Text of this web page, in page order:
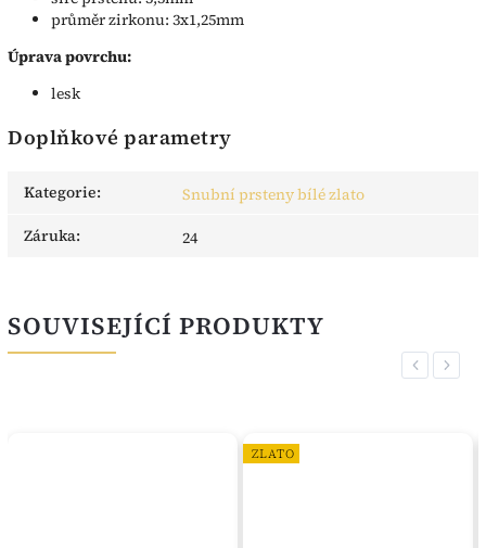
průměr zirkonu: 3x1,25mm
Úprava povrchu:
lesk
Doplňkové parametry
Kategorie:
Snubní prsteny bílé zlato
Záruka: 24
SOUVISEJÍCÍ PRODUKTY
Previous
ZLATO
Next